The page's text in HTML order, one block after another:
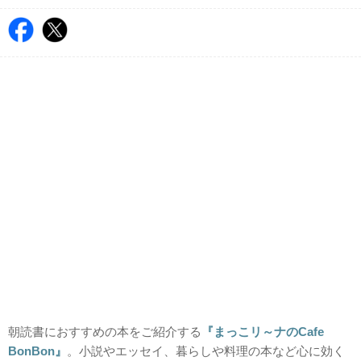
朝読書におすすめの本をご紹介する
『まっこリ～ナのCafe
BonBon』 。小説やエッセイ、暮らしや料理の本など心に効く